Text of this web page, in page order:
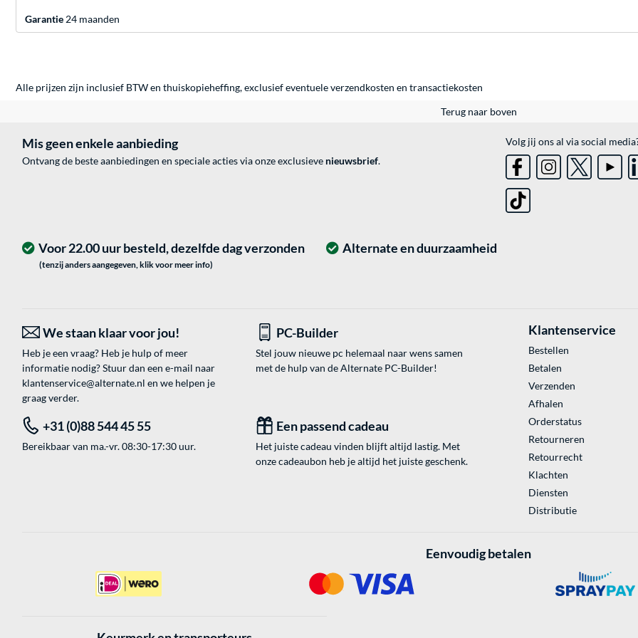
Garantie 24 maanden
Alle prijzen zijn inclusief BTW en thuiskopieheffing, exclusief eventueleverzendkosten en transactiekosten
Terug naar boven
Mis geen enkele aanbieding
Ontvang de beste aanbiedingen en speciale acties via onze exclusieve nieuwsbrief.
Volg jij ons al via social
Alternate en duurzaamheid
Voor 22.00 uur besteld, dezelfde dag verzonden
(tenzij anders aangegeven, klik voor meer info)
We staan klaar voor jou!
Heb je een vraag? Heb je hulp of meer
informatie nodig? Stuur dan een e-mail naar
klantenservice@alternate.nl en we helpen je
graag verder.
PC-Builder
Stel jouw nieuwe pc helemaal naar wens samen
met de hulp van de Alternate PC-Builder!
+31 (0)88 544 45 55
Bereikbaar van ma.-vr. 08:30-17:30 uur.
Een passend cadeau
Het juiste cadeau vinden blijft altijd lastig. Met
onze cadeaubon heb je altijd het juiste geschenk.
Klantenservice
Bestellen
Betalen
Verzenden
Afhalen
Orderstatus
Retourneren
Retourrecht
Klachten
Diensten
Distributie
Eenvoudig betalen